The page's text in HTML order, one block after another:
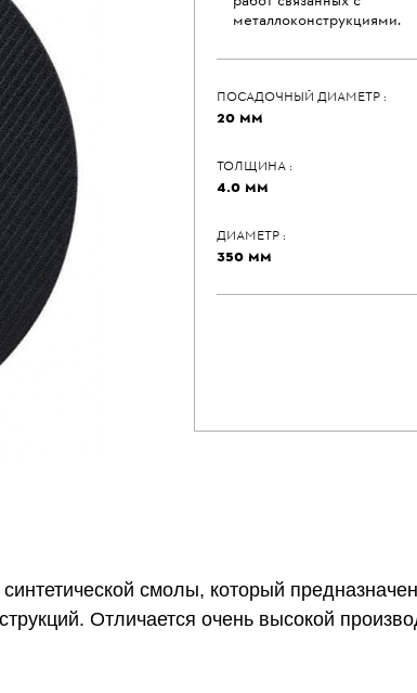
металлоконструкциями.
ПОСАДОЧНЫЙ ДИАМЕТР :
20 ММ
ТОЛЩИНА :
4.0 ММ
ДИАМЕТР :
350 ММ
смолы, который
Отличается очень высокой